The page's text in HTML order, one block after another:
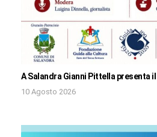
A Salandra Gianni Pittella presenta
10 Agosto 2026